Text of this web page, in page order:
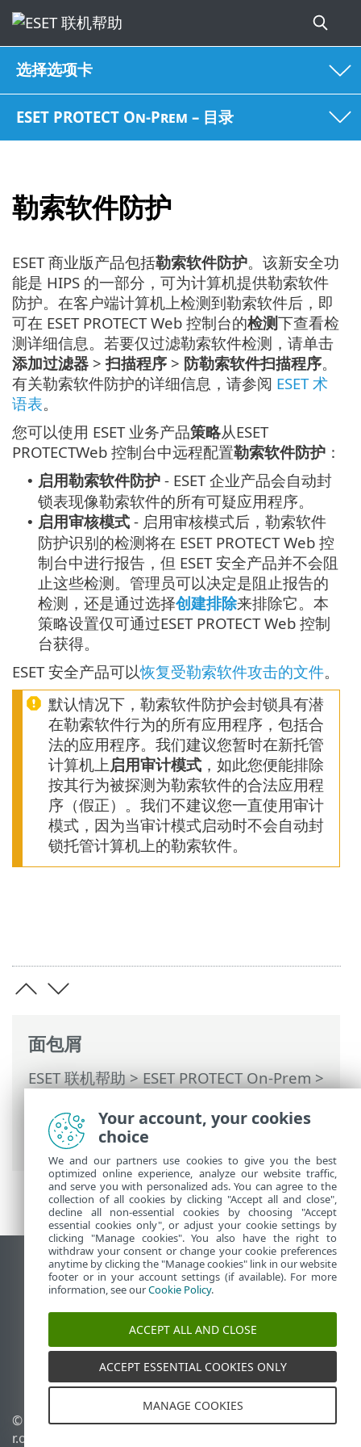
选择选项卡
ESET PROTECT On-Prem – 目录
勒索软件防护
面包屑
ESET 联机帮助>ESET PROTECT On-Prem>
PROTECT On-Prem 主菜单 >检测> 勒索软
件防护
ESET 商业版产品包括勒索软件防护。该新安全功
能是 HIPS 的一部分，可为计算机提供勒索软件
防护。在客户端计算机上检测到勒索软件后，即
可在 ESET PROTECT Web 控制台的检测下查看检
测详细信息。若要仅过滤勒索软件检测，请单击
添加过滤器 >扫描程序 > 防勒索软件扫描程序。
有关勒索软件防护的详细信息，请参阅 ESET 术
语表。
您可以使用 ESET 业务产品策略从ESET
PROTECTWeb 控制台中远程配置勒索软件防护 ：
• 启用勒索软件防护 - ESET 企业产品会自动封
锁表现像勒索软件的所有可疑应用程序。
• 启用审核模式 - 启用审核模式后，勒索软件
防护识别的检测将在 ESET PROTECT Web 控
制台中进行报告，但 ESET 安全产品并不会阻
止这些检测。管理员可以决定是阻止报告的
检测，还是通过选择创建排除来排除它。本
策略设置仅可通过ESET PROTECT Web 控制
台获得。
ESET 安全产品可以恢复受勒索软件攻击的文件。
默认情况下，勒索软件防护会封锁具有潜
在勒索软件行为的所有应用程序，包括合
法的应用程序。我们建议您暂时在新托管
计算机上 启用审计模式 ，如此您便能排除
按其行为被探测为勒索软件的合法应用程
序（假正）。我们不建议您一直使用审计
模式，因为当审计模式启动时不会自动封
锁托管计算机上的勒索软件。
查看桌面站点
End of Life
ESET 知识库
ESET Status Portal
© 1992 - 2026 ESET, spol. s
r.o. - 保留所有权利。
管理 Cookie
Your account, your cookies
choice
We and our partners use cookies to give you the best
optimized online experience, analyze our website traffic,
and serve you with personalized ads. You can agree to the
collection of all cookies by clicking "Accept all and close",
decline all non-essential cookies by choosing "Accept
essential cookies only", or adjust your cookie settings by
clicking "Manage cookies". You also have the right to
withdraw your consent or change your cookie preferences
anytime by clicking the "Manage cookies" link in our website
footer or in your account settings (if available). For more
information, see ourCookie Policy.
ACCEPT ALL AND CLOSE
ACCEPT ESSENTIAL COOKIES ONLY
MANAGE COOKIES